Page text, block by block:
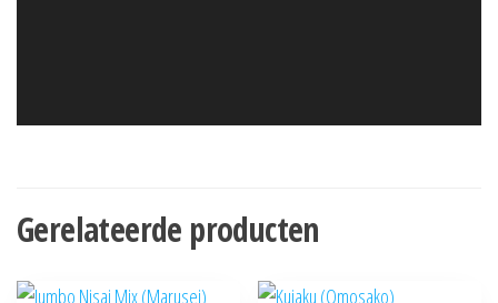
Gerelateerde producten